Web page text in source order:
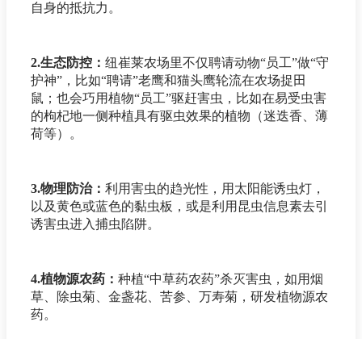
自身的抵抗力。
2.生态防控 ： 纽崔莱农场里不仅聘请动物“员工”做“守
护神”，比如“聘请”老鹰和猫头鹰轮流在农场捉田
鼠；也会巧用植物“员工”驱赶害虫，比如在易受虫害
的枸杞地一侧种植具有驱虫效果的植物（迷迭香、薄
荷等）。
3.物理防治： 利用害虫的趋光性，用太阳能诱虫灯，
以及黄色或蓝色的黏虫板，或是利用昆虫信息素去引
诱害虫进入捕虫陷阱。
4.植物源农药 ： 种植“中草药农药”杀灭害虫，如用烟
草、除虫菊、金盏花、苦参、万寿菊，研发植物源农
药。